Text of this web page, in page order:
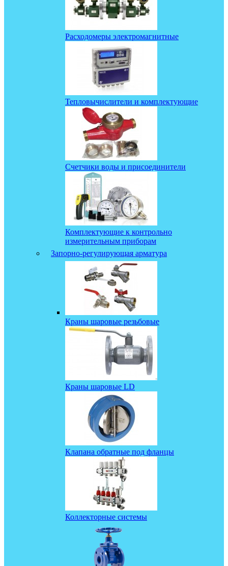
Расходомеры электромагнитные
Тепловычислители и комплектующие
Счетчики воды и присоединители
Комплектующие к контрольно
измерительным приборам
Запорно-регулирующая арматура
Краны шаровые резьбовые
Краны шаровые LD
Клапана обратные под фланцы
Коллекторные системы